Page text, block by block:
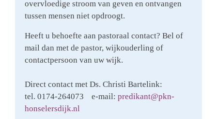
overvloedige stroom van geven en ontvangen
tussen mensen niet opdroogt.
Heeft u behoefte aan pastoraal contact? Bel of
mail dan met de pastor, wijkouderling of
contactpersoon van uw wijk.
Direct contact met Ds. Christi Bartelink:
tel. 0174-264073 e-mail: predikant@pkn-
honselersdijk.nl